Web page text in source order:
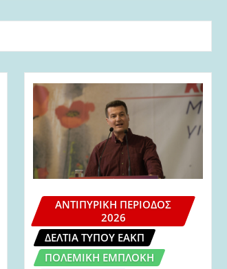
ΑΝΤΙΠΥΡΙΚΉ ΠΕΡΊΟΔΟΣ
2026
ΔΕΛΤΊΑ ΤΎΠΟΥ ΕΑΚΠ
ΠΟΛΕΜΙΚΉ ΕΜΠΛΟΚΉ